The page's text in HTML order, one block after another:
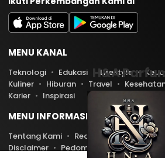
MENU KANAL
Teknologi Edukasi Lifestyle
Kuliner
Hiburan Travel
Karier
Inspirasi
MENU INFORMASI
Tentang Kami Redaksi Kontak Kami
Disclaimer
Pedoman Media Siber
H&A